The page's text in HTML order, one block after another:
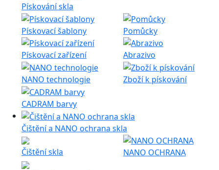
Pískování skla
Pískovací šablony Pomůcky
Pískovací zařízení Abrazivo
NANO technologie Zboží k pískování
CADRAM barvy
Čištění a NANO ochrana skla
Čištění skla NANO OCHRANA